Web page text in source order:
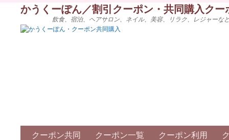
かうくーぽん／割引クーポン・共同購入ク
飲食、宿泊、ヘアサロン、ネイル、美容、リラク、レジャー
クーポン共同 クーポン一覧 クーポン利用